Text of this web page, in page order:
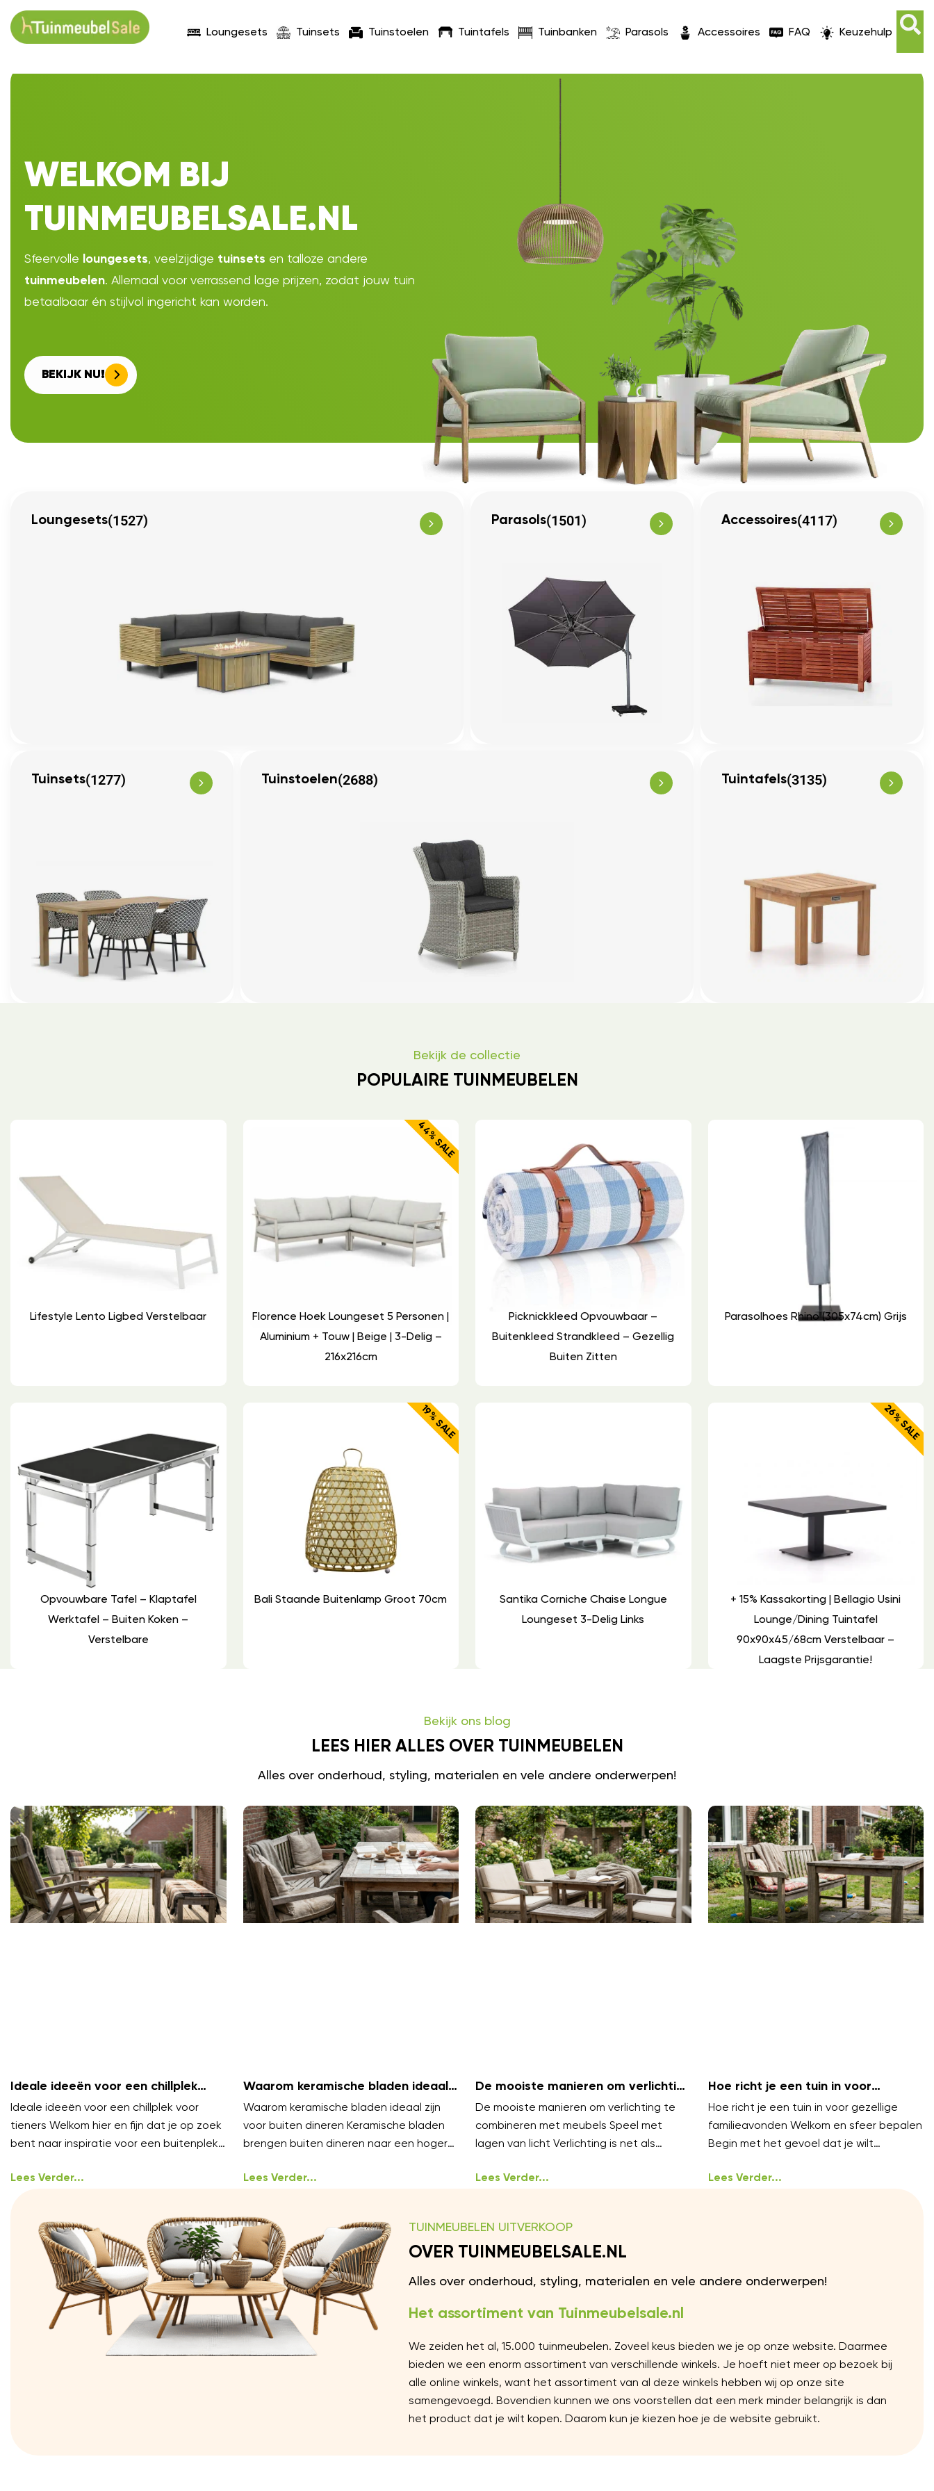
Loungesets Tuinsets Tuinstoelen Tuintafels Tuinbanken Parasols Accessoires FAQ Keuzehulp
WELKOM BIJ
TUINMEUBELSALE.NL
Sfeervolle loungesets, veelzijdige tuinsets en talloze andere
tuinmeubelen. Allemaal voor verrassend lage prijzen, zodat jouw tuin
betaalbaar én stijlvol ingericht kan worden.
BEKIJK NU!
Loungesets(1527) Parasols(1501) Accessoires(4117)
Tuinsets(1277) Tuinstoelen(2688) Tuintafels(3135)
Bekijk de collectie
POPULAIRE TUINMEUBELEN
Lifestyle Lento Ligbed Verstelbaar
44% SALE
Florence Hoek Loungeset 5 Personen |
Aluminium + Touw | Beige | 3-Delig –
216x216cm
Picknickkleed Opvouwbaar –
Buitenkleed Strandkleed – Gezellig
Buiten Zitten
Parasolhoes Rhino (305x74cm) Grijs
Opvouwbare Tafel – Klaptafel
Werktafel – Buiten Koken –
Verstelbare
19% SALE
Bali Staande Buitenlamp Groot 70cm
Santika Corniche Chaise Longue
Loungeset 3-Delig Links
26% SALE
+ 15% Kassakorting | Bellagio Usini
Lounge/dining Tuintafel
90x90x45/68cm Verstelbaar –
Laagste Prijsgarantie!
Bekijk ons blog
LEES HIER ALLES OVER TUINMEUBELEN
Alles over onderhoud, styling, materialen en vele andere onderwerpen!
Ideale ideeën voor een chillplek
voor tieners
Ideale ideeën voor een chillplek voor
tieners Welkom hier en fijn dat je op zoek
bent naar inspiratie voor een buitenplek
Lees Verder...
Waarom keramische bladen ideaal
zijn voor buiten dineren
Waarom keramische bladen ideaal zijn
voor buiten dineren Keramische bladen
brengen buiten dineren naar een hoger
onder
Lees Verder...
De mooiste manieren om verlichting
te combineren met meubels
De mooiste manieren om verlichting te
combineren met meubels Speel met
lagen van licht Verlichting is net als
Lees Verder...
Hoe richt je een tuin in voor
gezellige familieavonden?
Hoe richt je een tuin in voor gezellige
familieavonden Welkom en sfeer bepalen
Begin met het gevoel dat je wilt
ongedwongen
Lees Verder...
TUINMEUBELEN UITVERKOOP
OVER TUINMEUBELSALE.NL
Alles over onderhoud, styling, materialen en vele andere onderwerpen!
Het assortiment van Tuinmeubelsale.nl
We zeiden het al, 15.000 tuinmeubelen. Zoveel keus bieden we je op onze website. Daarmee
bieden we een enorm assortiment van verschillende winkels. Je hoeft niet meer op bezoek bij
alle online winkels, want het assortiment van al deze winkels hebben wij op onze site
samengevoegd. Bovendien kunnen we ons voorstellen dat een merk minder belangrijk is dan
het product dat je wilt kopen. Daarom kun je kiezen hoe je de website gebruikt.